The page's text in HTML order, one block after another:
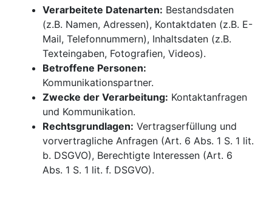
Verarbeitete Datenarten:
(z.B. Namen, Adressen), Kontaktdaten (z.B. E-
Mail, Telefonnummern), Inhaltsdaten (z.B.
Texteingaben, Fotografien, Videos).
Betroffene Personen:
Kommunikationspartner.
Zwecke der Verarbeitung: Kontaktanfragen
und Kommunikation.
Rechtsgrundlagen:
vorvertragliche Anfragen (Art. 6 Abs. 1 S. 1 lit.
b. DSGVO), Berechtigte Interessen (Art. 6
Abs. 1 S. 1 lit. f. DSGVO).